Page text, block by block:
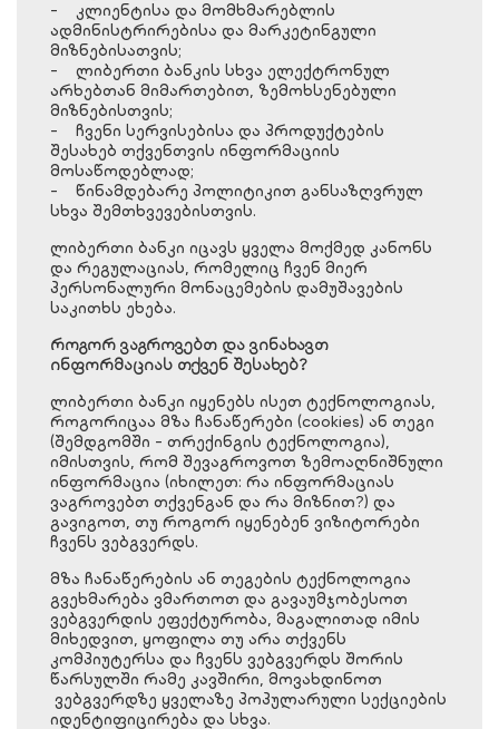
- კლიენტისა და მომხმარებლის
ადმინისტრირებისა და მარკეტინგული
მიზნებისათვის;
- ლიბერთი ბანკის სხვა ელექტრონულ
არხებთან მიმართებით, ზემოხსენებული
მიზნებისთვის;
- ჩვენი სერვისებისა და პროდუქტების
შესახებ თქვენთვის ინფორმაციის
მოსაწოდებლად;
- წინამდებარე პოლიტიკით განსაზღვრულ
სხვა შემთხვევებისთვის.
ლიბერთი ბანკი იცავს ყველა მოქმედ კანონს
და რეგულაციას, რომელიც ჩვენ მიერ
პერსონალური მონაცემების დამუშავების
საკითხს ეხება.
როგორ ვაგროვებთ და ვინახავთ
ინფორმაციას თქვენ შესახებ?
ლიბერთი ბანკი იყენებს ისეთ ტექნოლოგიას,
როგორიცაა მზა ჩანაწერები (cookies) ან თეგი
(შემდგომში - თრექინგის ტექნოლოგია),
იმისთვის, რომ შევაგროვოთ ზემოაღნიშნული
ინფორმაცია (იხილეთ: რა ინფორმაციას
ვაგროვებთ თქვენგან და რა მიზნით?) და
გავიგოთ, თუ როგორ იყენებენ ვიზიტორები
ჩვენს ვებგვერდს.
მზა ჩანაწერების ან თეგების ტექნოლოგია
გვეხმარება ვმართოთ და გავაუმჯობესოთ
ვებგვერდის ეფექტურობა, მაგალითად იმის
მიხედვით, ყოფილა თუ არა თქვენს
კომპიუტერსა და ჩვენს ვებგვერდს შორის
წარსულში რამე კავშირი, მოვახდინოთ
ვებგვერდზე ყველაზე პოპულარული სექციების
იდენტიფიცირება და სხვა.